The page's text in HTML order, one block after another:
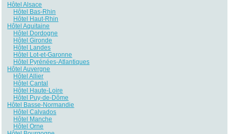
Hôtel Alsace
Hôtel Bas-Rhin
Hôtel Haut-Rhin
Hôtel Aquitaine
Hôtel Dordogne
Hôtel Gironde
Hôtel Landes
Hôtel Lot-et-Garonne
Hôtel Pyrénées-Atlantiques
Hôtel Auvergne
Hôtel Allier
Hôtel Cantal
Hôtel Haute-Loire
Hôtel Puy-de-Dôme
Hôtel Basse-Normandie
Hôtel Calvados
Hôtel Manche
Hôtel Orne